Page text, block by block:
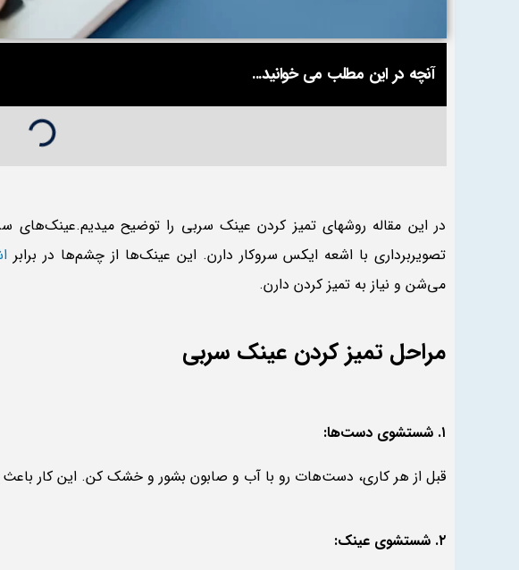
آنچه در این مطلب می خوانید...
در این مقاله روشهای تمیز کردن عینک سربی را توضیح
تصویربرداری با اشعه ایکس سروکار دارن. این عینک‌ها از چشم‌ها در برابر
می‌شن و نیاز به تمیز کردن دارن.
مراحل تمیز کردن عینک سربی
۱. شستشوی دست‌ها:
قبل از هر کاری، دست‌هات رو با آب و صابون بشور و خشک کن. این کار
۲. شستشوی عینک: